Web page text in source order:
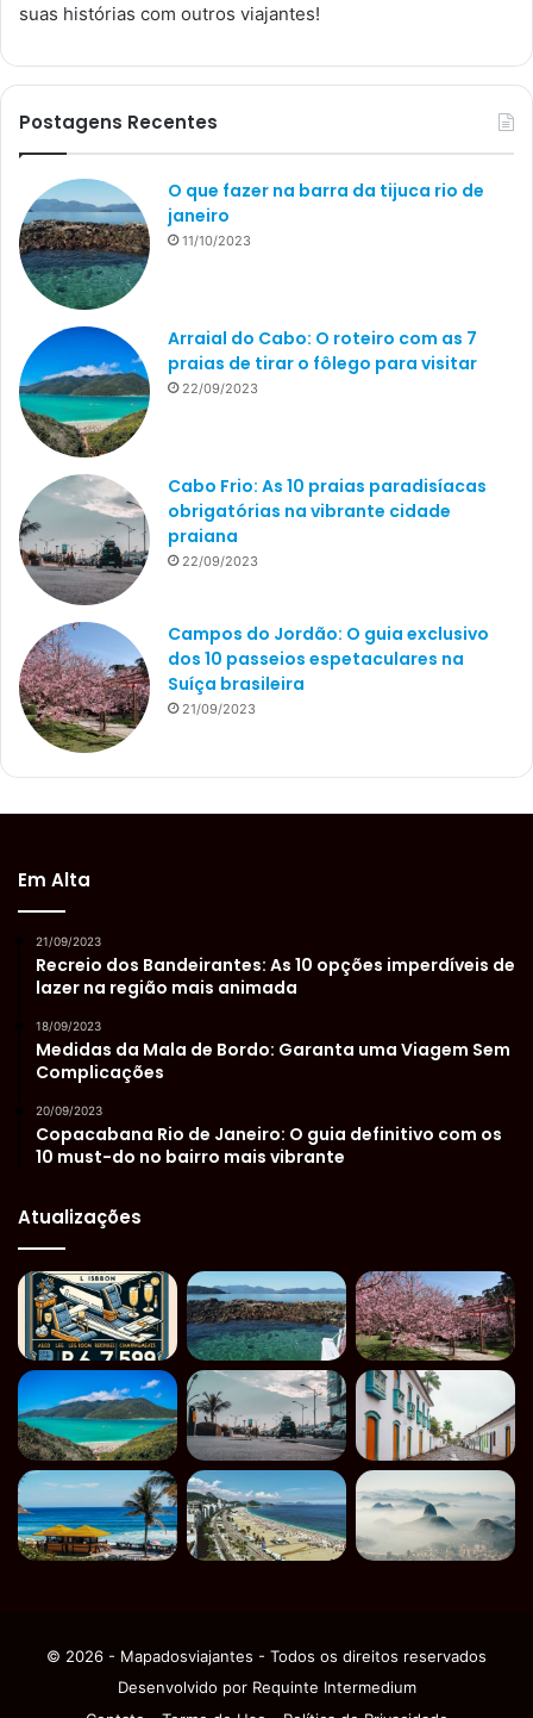
suas histórias com outros viajantes!
Postagens Recentes
O que fazer na barra da tijuca rio de
janeiro
11/10/2023
Arraial do Cabo: O roteiro com as 7
praias de tirar o fôlego para visitar
22/09/2023
Cabo Frio: As 10 praias paradisíacas
obrigatórias na vibrante cidade
praiana
22/09/2023
Campos do Jordão: O guia exclusivo
dos 10 passeios espetaculares na
Suíça brasileira
21/09/2023
Em Alta
21/09/2023
Recreio dos Bandeirantes: As 10 opções imperdíveis de
lazer na região mais animada
18/09/2023
Medidas da Mala de Bordo: Garanta uma Viagem Sem
Complicações
20/09/2023
Copacabana Rio de Janeiro: O guia definitivo com os
10 must-do no bairro mais vibrante
Atualizações
© 2026 - Mapadosviajantes - Todos os direitos reservados
Desenvolvido por Requinte Intermedium